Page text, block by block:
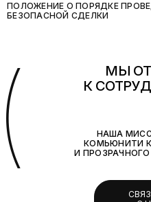
ПОЛОЖЕНИЕ О ПОРЯДКЕ
БЕЗОПАСНОЙ СДЕЛКИ
МЫ
К
НАША
КОМЬЮНИТИ
И